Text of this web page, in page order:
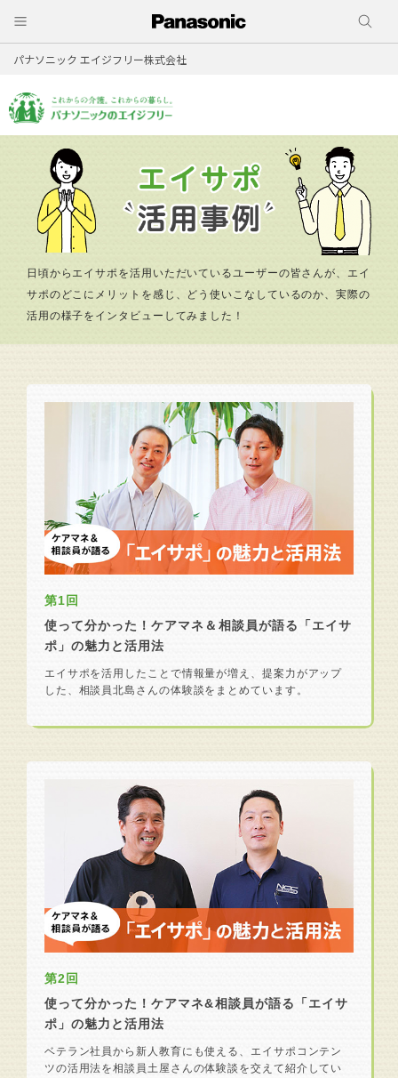
パナソニック エイジフリー株式会社
日頃からエイサポを活用いただいているユーザーの皆さんが、エイ
サポのどこにメリットを感じ、
どう使いこなしているのか、実際の
活用の様子をインタビューしてみました！
第1回
使って分かった！ケアマネ＆相談員が語る「エイサ
ポ」の魅力と活用法
エイサポを活用したことで情報量が増え、提案力がアップ
した、相談員北島さんの体験談をまとめています。
第2回
使って分かった！ケアマネ&相談員が語る「エイサ
ポ」の魅力と活用法
ベテラン社員から新人教育にも使える、エイサポコンテン
ツの活用法を相談員土屋さんの体験談を交えて紹介してい